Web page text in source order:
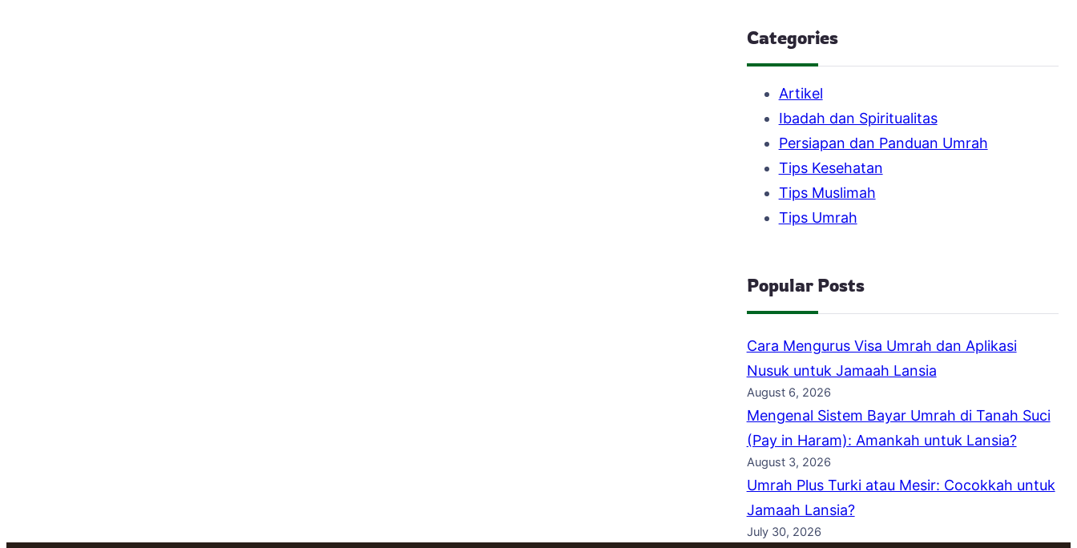
Categories
Artikel
Ibadah dan Spiritualitas
Persiapan dan Panduan Umrah
Tips Kesehatan
Tips Muslimah
Tips Umrah
Popular Posts
Cara Mengurus Visa Umrah dan Aplikasi
Nusuk untuk Jamaah Lansia
August 6, 2026
Mengenal Sistem Bayar Umrah di Tanah Suci
(Pay in Haram): Amankah untuk Lansia?
August 3, 2026
Umrah Plus Turki atau Mesir: Cocokkah untuk
Jamaah Lansia?
July 30, 2026